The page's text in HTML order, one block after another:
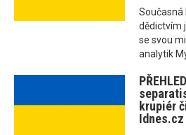
Současná
dědictvím
se svou
analytik
krupiér
Idnes.cz